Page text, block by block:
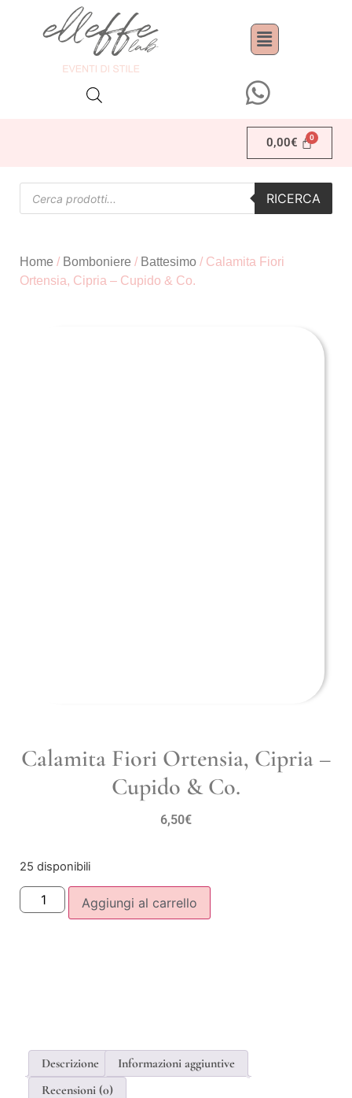
0,00€
RICERCA
Home / Bomboniere / Battesimo / Calamita Fiori
Ortensia, Cipria – Cupido & Co.
Calamita Fiori Ortensia, Cipria –
Cupido & Co.
6,50€
25 disponibili
Aggiungi al carrello
Descrizione
Informazioni aggiuntive
Recensioni (0)